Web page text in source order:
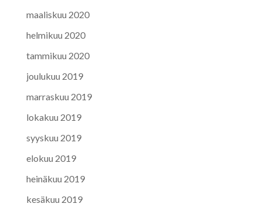
maaliskuu 2020
helmikuu 2020
tammikuu 2020
joulukuu 2019
marraskuu 2019
lokakuu 2019
syyskuu 2019
elokuu 2019
heinäkuu 2019
kesäkuu 2019